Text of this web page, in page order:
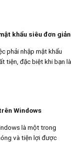
khẩu siêu đơn giản
phải nhập mật khẩu
tiện, đặc biệt khi bạn là
Windows
là một trong
và tiện lợi được